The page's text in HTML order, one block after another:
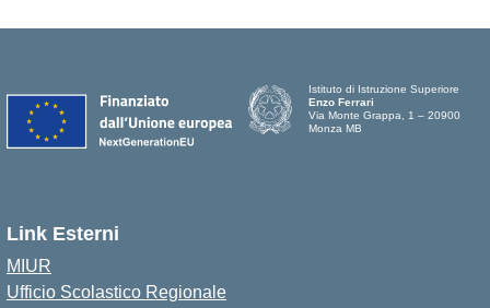
Istituto di Istruzione Superiore
Enzo Ferrari
Via Monte Grappa, 1 – 20900
Monza MB
Link Esterni
MIUR
Ufficio Scolastico Regionale